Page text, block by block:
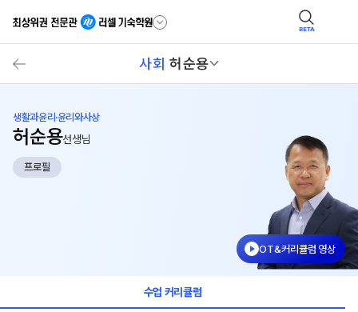
BETA
사회 허순용
생활과윤리·윤리와사상
허순용선생님
프로필
OT&커리큘럼 영상
수업 커리큘럼